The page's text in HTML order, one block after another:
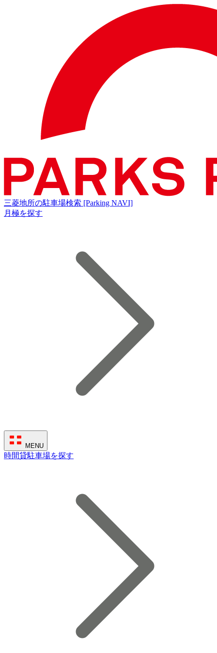
三菱地所の駐車場検索 [Parking NAVI]
月極を探す
MENU
時間貸駐車場を探す